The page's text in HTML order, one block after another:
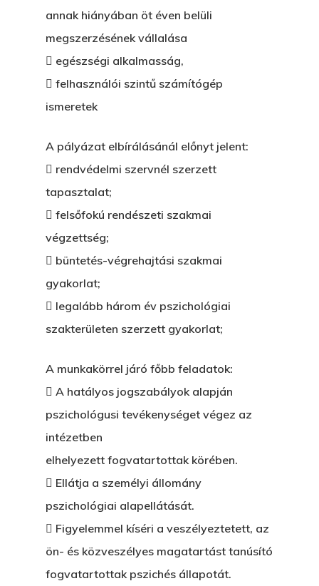
annak hiányában öt éven belüli
megszerzésének vállalása
 egészségi alkalmasság,
 felhasználói szintű számítógép
ismeretek
A pályázat elbírálásánál előnyt jelent:
 rendvédelmi szervnél szerzett
tapasztalat;
 felsőfokú rendészeti szakmai
végzettség;
 büntetés-végrehajtási szakmai
gyakorlat;
 legalább három év pszichológiai
szakterületen szerzett gyakorlat;
A munkakörrel járó főbb feladatok:
 A hatályos jogszabályok alapján
pszichológusi tevékenységet végez az
intézetben
elhelyezett fogvatartottak körében.
 Ellátja a személyi állomány
pszichológiai alapellátását.
 Figyelemmel kíséri a veszélyeztetett, az
ön- és közveszélyes magatartást tanúsító
fogvatartottak pszichés állapotát.